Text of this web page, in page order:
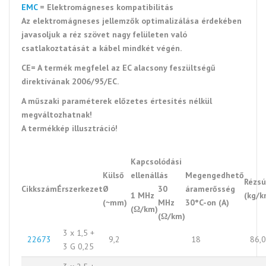
EMC= Elektromágneses kompatibilitás
Az elektromágneses jellemzők optimalizálása érdekében
javasoljuk a réz szövet nagy felületen való
csatlakoztatását a kábel mindkét végén.
CE= A termék megfelel az EC alacsony feszültségű
direktívának 2006/95/EC.
A műszaki paraméterek előzetes értesítés nélkül
megváltozhatnak!
A termékkép illusztráció!
CikkszámÉrszerkezet
Külső
Ø
(~mm)
Kapcsolódási
ellenállás
Megengedhető
áramerősség
30°C-on (A)
(kg/
1 MHz
(Ω/km)
30
MHz
(Ω/km)
22673
3 x 1,5 +
3 G 0,25
9,2 18 86,0